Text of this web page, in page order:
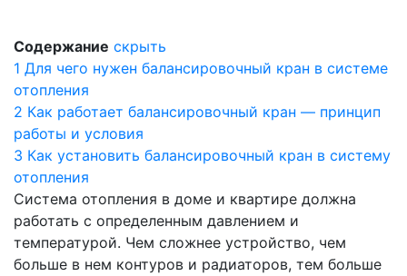
Содержание скрыть
1 Для чего нужен балансировочный кран в системе
отопления
2 Как работает балансировочный кран — принцип
работы и условия
3 Как установить балансировочный кран в систему
отопления
Система отопления в доме и квартире должна
работать с определенным давлением и
температурой. Чем сложнее устройство, чем
больше в нем контуров и радиаторов, тем больше